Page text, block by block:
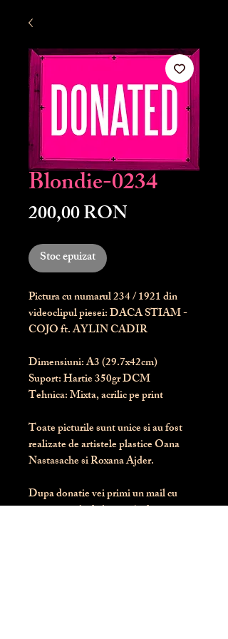
Blondie-0234
200,00 RONPreț
Stoc epuizat
Pictura cu numarul234/ 1921 din
videoclipul piesei: DACA STIAM -
COJO ft. AYLIN CADIR
Dimensiuni: A3 (29.7x42cm)
Suport: Hartie 350gr DCM
Tehnica: Mixta, acrilic pe print
Toate picturile sunt unice si au fost
realizate de artistele plastice Oana
Nastasache si Roxana Ajder.
Dupa donatie vei primi un mail cu
instructiunile de livrare / ridicare.